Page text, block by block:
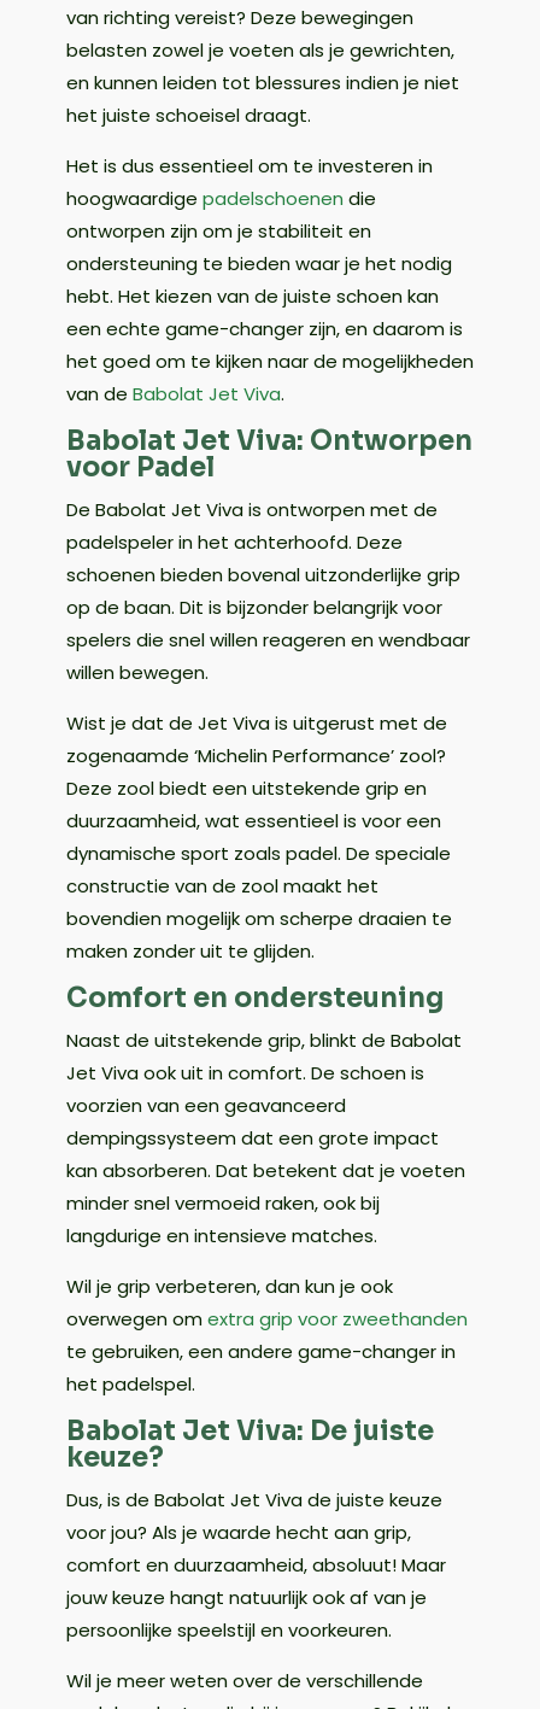
van richting vereist? Deze bewegingen
belasten zowel je voeten als je gewrichten,
en kunnen leiden tot blessures indien je niet
het juiste schoeisel draagt.
Het is dus essentieel om te investeren in
hoogwaardige padelschoenen die
ontworpen zijn om je stabiliteit en
ondersteuning te bieden waar je het nodig
hebt. Het kiezen van de juiste schoen kan
een echte game-changer zijn, en daarom is
het goed om te kijken naar de mogelijkheden
van de Babolat Jet Viva.
Babolat Jet Viva: Ontworpen
voor Padel
De Babolat Jet Viva is ontworpen met de
padelspeler in het achterhoofd. Deze
schoenen bieden bovenal uitzonderlijke grip
op de baan. Dit is bijzonder belangrijk voor
spelers die snel willen reageren en wendbaar
willen bewegen.
Wist je dat de Jet Viva is uitgerust met de
zogenaamde ‘Michelin Performance’ zool?
Deze zool biedt een uitstekende grip en
duurzaamheid, wat essentieel is voor een
dynamische sport zoals padel. De speciale
constructie van de zool maakt het
bovendien mogelijk om scherpe draaien te
maken zonder uit te glijden.
Comfort en ondersteuning
Naast de uitstekende grip, blinkt de Babolat
Jet Viva ook uit in comfort. De schoen is
voorzien van een geavanceerd
dempingssysteem dat een grote impact
kan absorberen. Dat betekent dat je voeten
minder snel vermoeid raken, ook bij
langdurige en intensieve matches.
Wil je grip verbeteren, dan kun je ook
overwegen omextra grip voor zweethanden
te gebruiken, een andere game-changer in
het padelspel.
Babolat Jet Viva: De juiste
keuze?
Dus, is de Babolat Jet Viva de juiste keuze
voor jou? Als je waarde hecht aan grip,
comfort en duurzaamheid, absoluut! Maar
jouw keuze hangt natuurlijk ook af van je
persoonlijke speelstijl en voorkeuren.
Wil je meer weten over de verschillende